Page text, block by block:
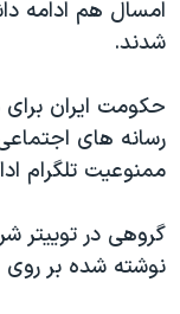
همایش
سفر پرزیدنت
شدند.
حکومت ایران
رسانه های
ممنوعیت تلگرام
گروهی در توییتر
نوشته شده بر روی